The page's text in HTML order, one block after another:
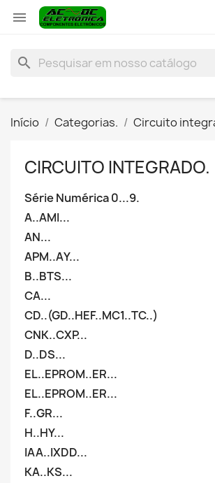

search
Início Categorias. Circuito
CIRCUITO INTEGRADO.
Série Numérica 0...9.
A..AMI...
AN...
APM..AY...
B..BTS...
CA...
CD..(GD..HEF..MC1..TC..)
CNK..CXP...
D..DS...
EL..EPROM..ER...
EL..EPROM..ER...
F..GR...
H..HY...
IAA..IXDD...
KA..KS...